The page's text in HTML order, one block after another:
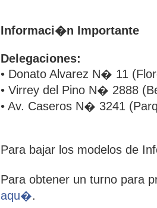
Informaci�n Importante
Delegaciones:
• Donato Alvarez N� 11
• Virrey del Pino N� 2888
• Av. Caseros N� 3241
Para bajar los modelos de
Para obtener un turno para
aqu�.